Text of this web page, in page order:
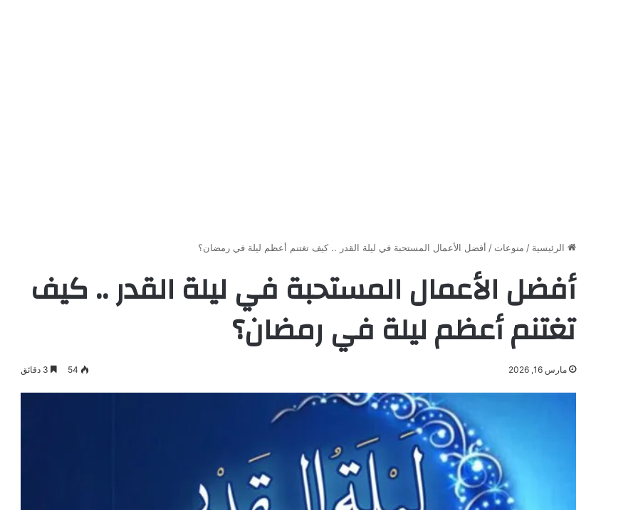
الرئيسية / منوعات / أفضل الأعمال المستحبة في ليلة القدر .. كيف تغتنم أعظم ليلة في رمضان؟
أفضل الأعمال المستحبة في ليلة القدر .. كيف
تغتنم أعظم ليلة في رمضان؟
مارس 16, 2026 54